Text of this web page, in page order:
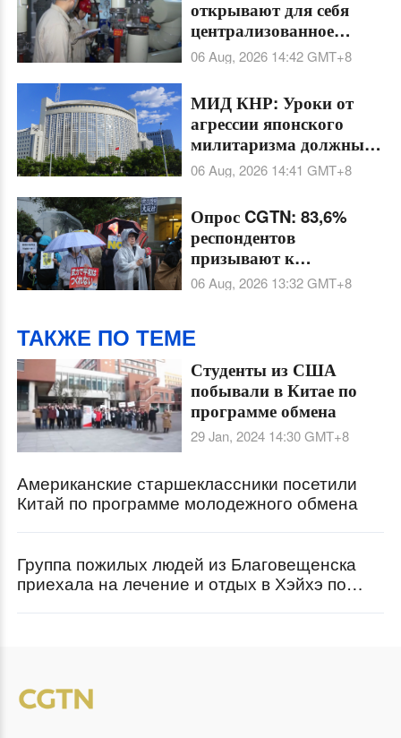
открывают для себя
централизованное
охлаждение в условиях
летней жары
06 Aug, 2026 14:42GMT+8
МИД КНР: Уроки от
агрессии японского
милитаризма должны
навсегда остаться
предостережением
06 Aug, 2026 14:41 GMT+8
Опрос CGTN: 83,6%
респондентов
призывают к
бдительности в связи с
флагом нового
милитаризма
06 Aug, 2026 13:32GMT+8
ТАКЖЕ ПО ТЕМЕ
Студенты из США
побывали в Китае по
программе обмена
29 Jan, 2024 14:30GMT+8
Американские старшеклассники посетили
Китай по программе молодежного обмена
Группа пожилых людей из Благовещенска
приехала на лечение и отдых в Хэйхэ по